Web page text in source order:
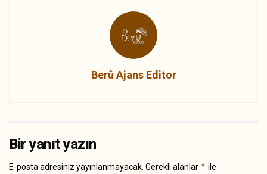
Berû Ajans Editor
Bir yanıt yazın
E-posta adresiniz yayınlanmayacak. Gerekli alanlar * ile